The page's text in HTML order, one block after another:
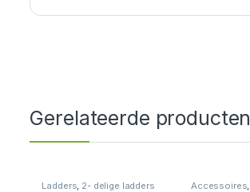
Gerelateerde producten
Ladders 2- delige ladders Accessoires